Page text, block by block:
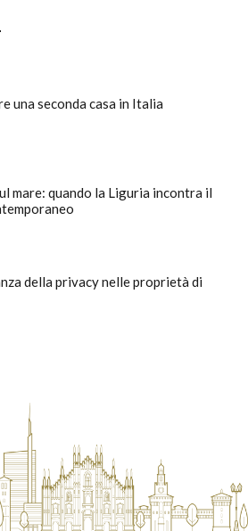
una seconda casa in Italia
mare: quando la Liguria incontra il
della privacy nelle proprietà di